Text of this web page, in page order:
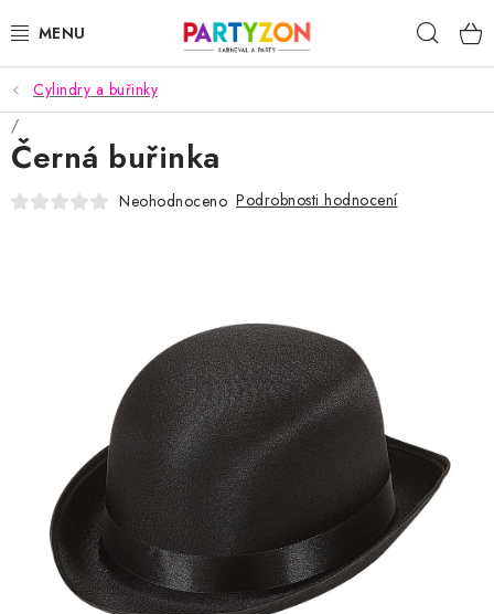
na
KARNEVALOVÉ MASKY
KARNEVALOVÉ KOSTÝMY
DOPLŇKY NA KARNEVAL
EXKLUZIVNÍ KOSTÝMY
NOVINKY 2025
AKCE A SLEVY
Náš příběh Nejčastější otázky a odpovědi Kontakty
Doprava a poštovné
Vrácení a reklamace
Cylindry a buřinky
Černá buřinka
Neohodnoceno Podrobnosti hodnocení